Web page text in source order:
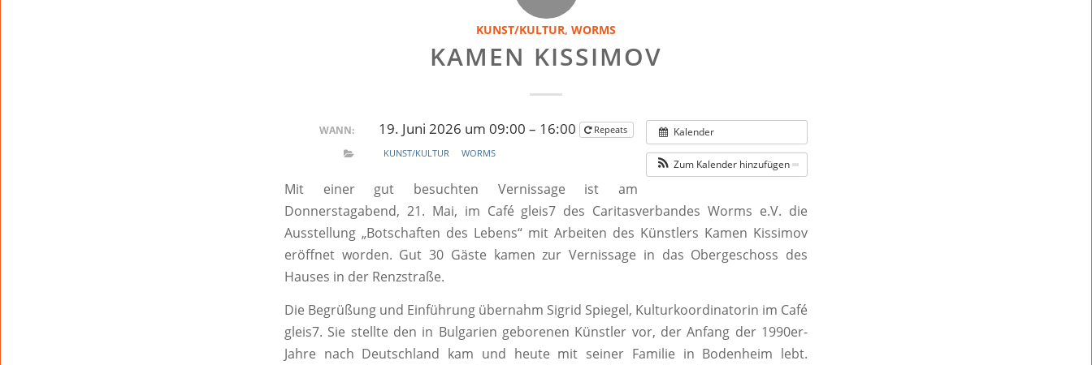
KUNST/KULTUR, WORMS
KAMEN KISSIMOV
Kalender
Zum Kalender hinzufügen
WANN: 19. Juni 2026 um 09:00 – 16:00
Repeats
KUNST/KULTUR
WORMS
Mit einer gut besuchten Vernissage ist am
Donnerstagabend, 21. Mai, im Café gleis7 des Caritasverbandes Worms e.V. die
Ausstellung „Botschaften des Lebens“ mit Arbeiten des Künstlers Kamen Kissimov
eröffnet worden. Gut 30 Gäste kamen zur Vernissage in das Obergeschoss des
Hauses in der Renzstraße.
Die Begrüßung und Einführung übernahm Sigrid Spiegel, Kulturkoordinatorin im Café
gleis7. Sie stellte den in Bulgarien geborenen Künstler vor, der Anfang der 1990er-
Jahre nach Deutschland kam und heute mit seiner Familie in Bodenheim lebt.